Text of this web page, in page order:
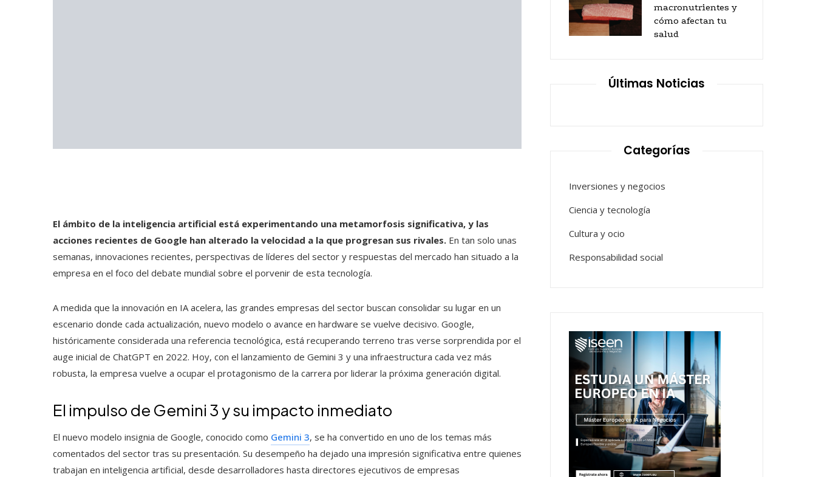
El ámbito de la inteligencia artificial está experimentando una metamorfosis significativa, y las
acciones recientes de Google han alterado la velocidad a la que progresan sus rivales. En tan solo unas
semanas, innovaciones recientes, perspectivas de líderes del sector y respuestas del mercado han situado a la
empresa en el foco del debate mundial sobre el porvenir de esta tecnología.
A medida que la innovación en IA acelera, las grandes empresas del sector buscan consolidar su lugar en un
escenario donde cada actualización, nuevo modelo o avance en hardware se vuelve decisivo. Google,
históricamente considerada una referencia tecnológica, está recuperando terreno tras verse sorprendida por el
auge inicial de ChatGPT en 2022. Hoy, con el lanzamiento de Gemini 3 y una infraestructura cada vez más
robusta, la empresa vuelve a ocupar el protagonismo de la carrera por liderar la próxima generación digital.
El impulso de Gemini 3 y su impacto inmediato
El nuevo modelo insignia de Google, conocido como Gemini 3, se ha convertido en uno de los temas más
comentados del sector tras su presentación. Su desempeño ha dejado una impresión significativa entre quienes
trabajan en inteligencia artificial, desde desarrolladores hasta directores ejecutivos de empresas
macronutrientes y
cómo afectan tu
salud
Últimas Noticias
Categorías
Inversiones y negocios
Ciencia y tecnología
Cultura y ocio
Responsabilidad social